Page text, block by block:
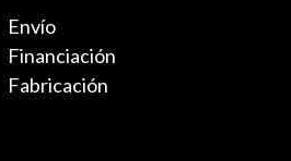
Envío
Financiación
Fabricación